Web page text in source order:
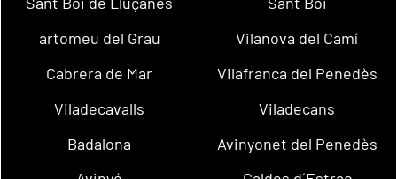
artomeu del Grau
Vilanova del Camí
Cabrera de Mar
Vilafranca del Penedès
Viladecavalls
Viladecans
Badalona
Avinyonet del Penedès